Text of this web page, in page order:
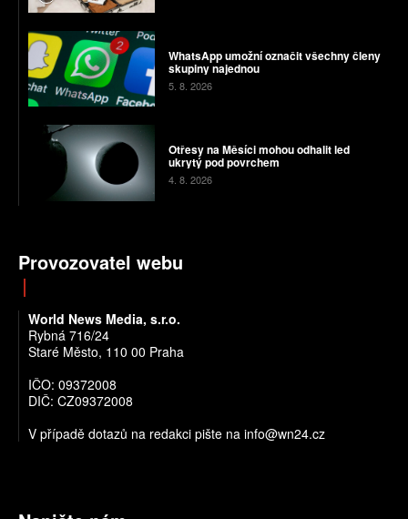
WhatsApp umožní označit všechny členy
skupiny najednou
5. 8. 2026
Otřesy na Měsíci mohou odhalit led
ukrytý pod povrchem
4. 8. 2026
Provozovatel webu
World News Media, s.r.o.
Rybná 716/24
Staré Město, 110 00 Praha
IČO: 09372008
DIČ: CZ09372008
V případě dotazů na redakci pište na info@wn24.cz